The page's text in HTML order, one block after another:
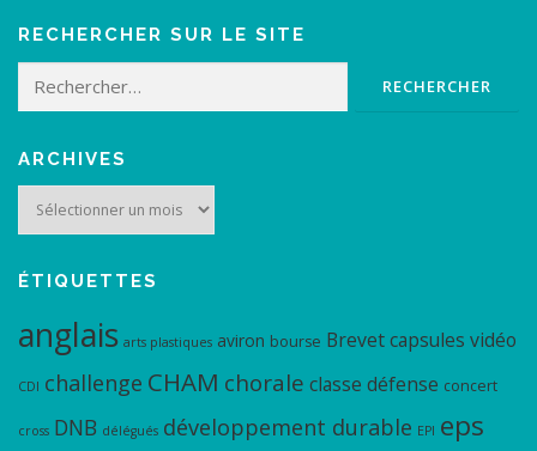
RECHERCHER SUR LE SITE
Rechercher :
ARCHIVES
Archives
ÉTIQUETTES
anglais arts plastiques aviron bourse Brevetcapsules vidéo
CDI challenge CHAM chorale classe défense concert
cross DNB délégués développement durable EPI eps